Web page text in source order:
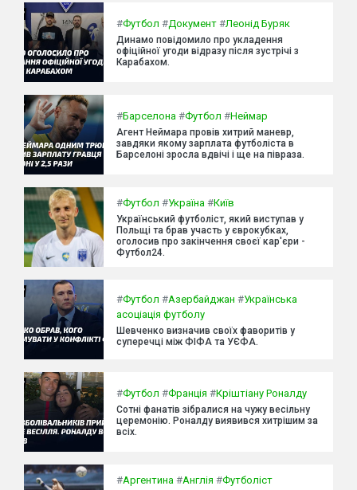
#Футбол #Документ #Леонід Буряк
Динамо повідомило про укладення
офіційної угоди відразу після зустрічі з
Карабахом.
#Барселона #Футбол #Неймар
Агент Неймара провів хитрий маневр,
завдяки якому зарплата футболіста в
Барселоні зросла вдвічі і ще на півраза.
#Футбол #Україна #Київ
Український футболіст, який виступав у
Польщі та брав участь у єврокубках,
оголосив про закінчення своєї кар'єри -
Футбол24.
#Футбол #Азербайджан #Українська
асоціація футболу
Шевченко визначив своїх фаворитів у
суперечці між ФІФА та УЄФА.
#Футбол #Франція #Кріштіану Роналду
Сотні фанатів зібралися на чужу весільну
церемонію. Роналду виявився хитрішим за
всіх.
#Аргентина #Англія #Футболіст